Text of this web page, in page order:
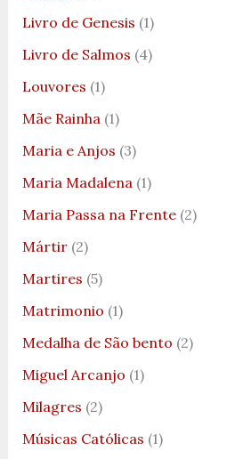
Livro de Genesis (1)
Livro de Salmos (4)
Louvores (1)
Mãe Rainha (1)
Maria e Anjos (3)
Maria Madalena (1)
Maria Passa na Frente(2)
Mártir(2)
Martires (5)
Matrimonio (1)
Medalha de São bento (2)
Miguel Arcanjo (1)
Milagres (2)
Músicas Católicas (1)